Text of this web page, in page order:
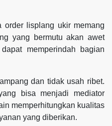
order lisplang ukir memang
yang bermutu akan awet
memperindah bagian
dan tidak usah ribet.
bisa menjadi mediator
memperhitungkan kualitas
yang diberikan.